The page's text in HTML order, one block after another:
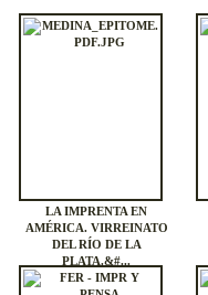
LA IMPRENTA EN
AMÉRICA. VIRREINATO
DEL RÍO DE LA
PLATA.&#...